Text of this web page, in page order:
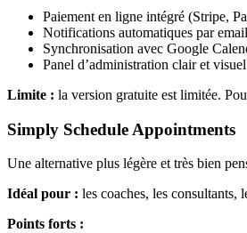
Paiement en ligne intégré (Stripe,
Notifications automatiques par
Synchronisation avec Google
Panel d’administration clair et visuel
Limite : la version gratuite est limitée.
Simply Schedule Appointments
Une alternative plus légère et très bien
Idéal pour : les coaches, les consultants,
Points forts :